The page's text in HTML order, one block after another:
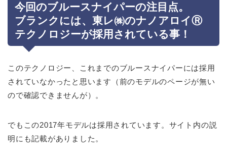
今回のブルースナイパーの注目点。
ブランクには、東レ㈱のナノアロイⓇ
テクノロジーが採用されている事！
このテクノロジー、これまでのブルースナイパーには採用
されていなかったと思います（前のモデルのページが無い
ので確認できませんが）。
でもこの2017年モデルは採用されています。サイト内の説
明にも記載がありました。